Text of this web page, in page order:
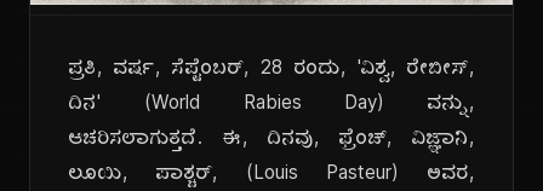
ಪ್ರತಿ, ವರ್ಷ, ಸೆಪ್ಟೆಂಬರ್, 28 ರಂದು, 'ವಿಶ್ವ, ರೇಬೀಸ್,
ದಿನ' (World Rabies Day) ವನ್ನು,
ಆಚರಿಸಲಾಗುತ್ತದೆ. ಈ, ದಿನವು, ಫ್ರೆಂಚ್, ವಿಜ್ಞಾನಿ,
ಲೂಯಿ, ಪಾಶ್ಚರ್, (Louis Pasteur) ಅವರ,